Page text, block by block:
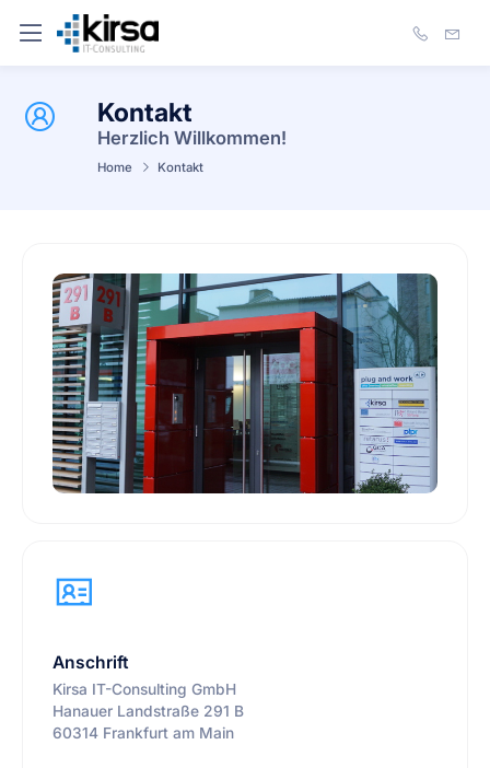
Kontakt
Herzlich Willkommen!
Home Kontakt
Anschrift
Kirsa IT-Consulting GmbH
Hanauer Landstraße 291 B
60314 Frankfurt am Main